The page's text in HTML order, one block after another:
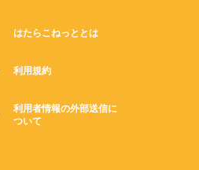
はたらこねっととは
利用規約
利用者情報の外部送信に
ついて